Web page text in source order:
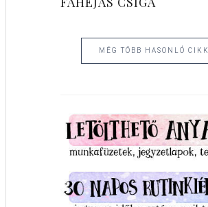
MÉG TÖBB HASONLÓ CIKK